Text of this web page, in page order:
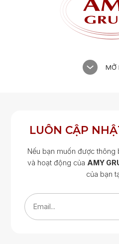
MỞ
LUÔN CẬP
Nếu bạn muốn được thông
và hoạt động của AMY
của bạn
Email...